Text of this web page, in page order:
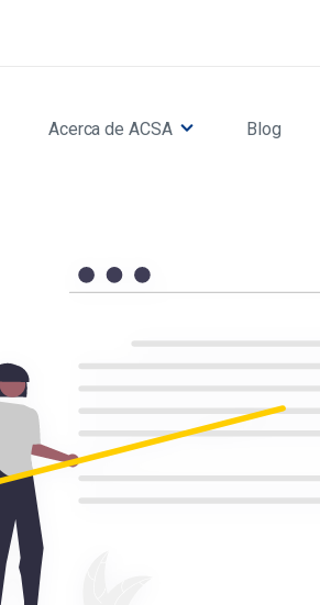
Acerca de ACSA Blog